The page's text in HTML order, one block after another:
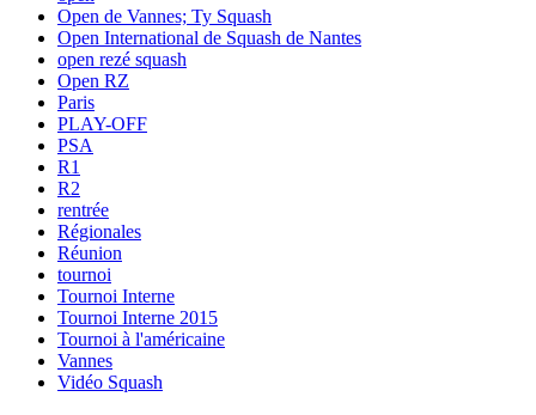
Open de Vannes; Ty Squash
Open International de Squash de Nantes
open rezé squash
Open RZ
Paris
PLAY-OFF
PSA
R1
R2
rentrée
Régionales
Réunion
tournoi
Tournoi Interne
Tournoi Interne 2015
Tournoi à l'américaine
Vannes
Vidéo Squash